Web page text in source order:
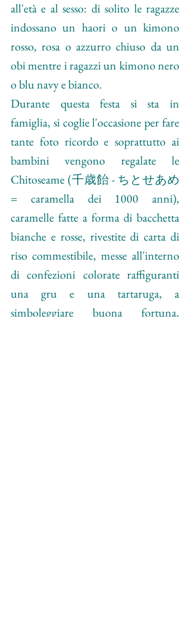
all'età e al sesso: di solito le ragazze
indossano un haori o un kimono
rosso, rosa o azzurro chiuso da un
obi mentre i ragazzi un kimono nero
o blu navy e bianco.
Durante questa festa si sta in
famiglia, si coglie l'occasione per fare
tante foto ricordo e soprattutto ai
bambini vengono regalate le
Chitoseame (千歳飴 - ちとせあめ
= caramella dei 1000 anni),
caramelle fatte a forma di bacchetta
bianche e rosse, rivestite di carta di
riso commestibile, messe all'interno
di confezioni colorate raffiguranti
una gru e una tartaruga, a
simboleggiare buona fortuna,